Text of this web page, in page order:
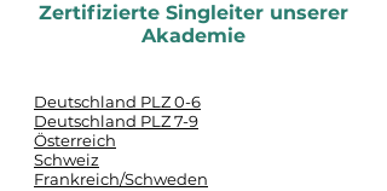
Zertifizierte Singleiter unserer
Akademie
Deutschland PLZ 0-6
Deutschland PLZ 7-9
Österreich
Schweiz
Frankreich/Schweden